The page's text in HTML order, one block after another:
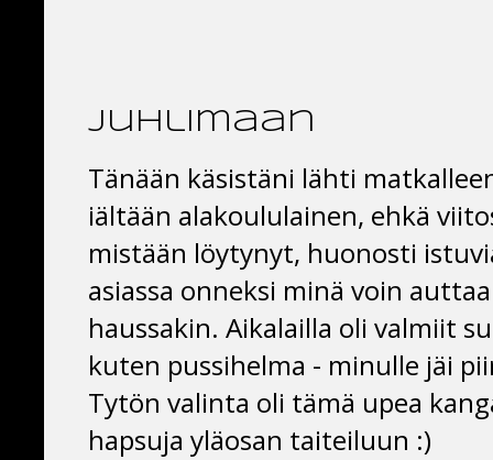
juhlimaan
Tänään käsistäni lähti
iältään alakoululainen, ehkä
mistään löytynyt, huonosti
asiassa onneksi minä voin
haussakin. Aikalailla oli valmiit
kuten pussihelma - minulle jäi
Tytön valinta oli tämä upea
hapsuja yläosan taiteiluun :)